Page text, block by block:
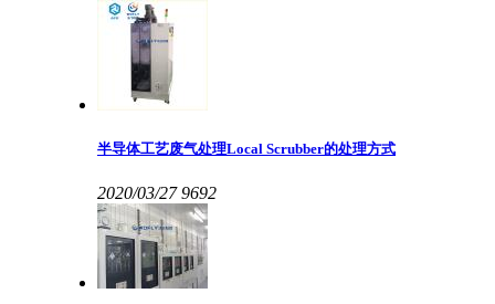
半导体工艺废气处理Local Scrubber的处理方式
2020/03/27 9692